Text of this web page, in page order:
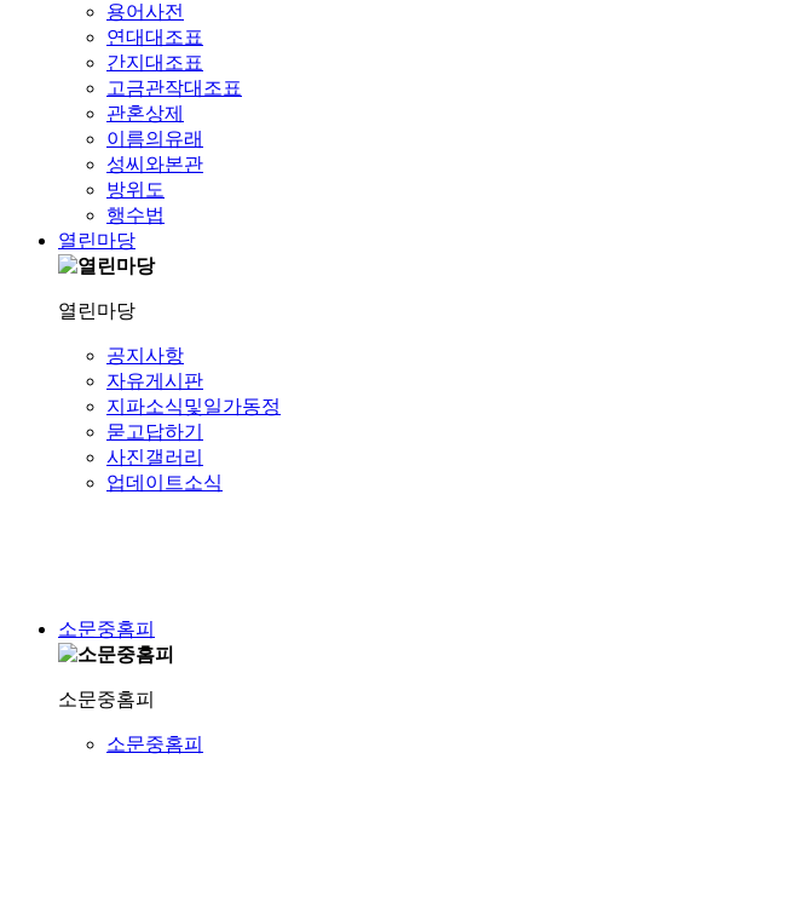
용어사전
연대대조표
간지대조표
고금관작대조표
관혼상제
이름의유래
성씨와본관
방위도
행수법
열린마당
열린마당
공지사항
자유게시판
지파소식및일가동정
묻고답하기
사진갤러리
업데이트소식
소문중홈피
소문중홈피
소문중홈피